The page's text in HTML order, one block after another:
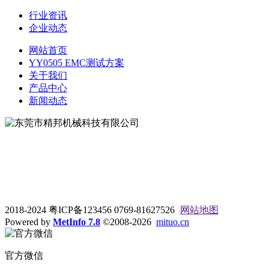
行业资讯
企业动态
网站首页
YY0505 EMC测试方案
关于我们
产品中心
新闻动态
2018-2024 粤ICP备123456 0769-81627526
网站地图
Powered by MetInfo 7.8 ©2008-2026 mituo.cn
官方微信